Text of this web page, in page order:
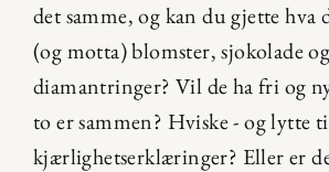
det samme, og kan du gjette hva
(og motta) blomster, sjokolade og
diamantringer? Vil de ha fri og
to er sammen? Hviske - og lytte
kjærlighetserklæringer? Eller er